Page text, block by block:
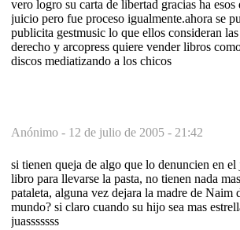
vero logro su carta de libertad gracias ha esos
juicio pero fue proceso igualmente.ahora se
publicita gestmusic lo que ellos consideran las
derecho y arcopress quiere vender libros
discos mediatizando a los chicos
Anónimo - 12 de julio de 2005 - 21:42
si tienen queja de algo que lo denuncien en
libro para llevarse la pasta, no tienen nada
pataleta, alguna vez dejara la madre de Naim
mundo? si claro cuando su hijo sea mas
juasssssss